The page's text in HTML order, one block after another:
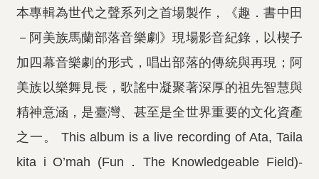
本專輯為世代之聲系列之首場製作，《趣．書中田
－阿美族馬蘭部落音樂劇》現場影音紀錄，以楔子
加四幕音樂劇的形式，唱出部落的傳統與再現；阿
美族以樂舞見長，歌謠中凝聚著深厚的祖先智慧與
精神意涵，是臺灣、甚至是全世界重要的文化資產
之一。 This album is a live recording of Ata, Taila
kita i O’mah (Fun．The Knowledgeable Field)-